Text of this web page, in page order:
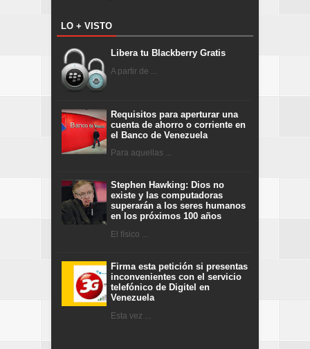
LO + VISTO
Libera tu Blackberry Gratis
A partir de ...
Requisitos para aperturar una
cuenta de ahorro o corriente en
el Banco de Venezuela
Para aquellas ...
Stephen Hawking: Dios no
existe y las computadoras
superarán a los seres humanos
en los próximos 100 años
El físico ...
Firma esta petición si presentas
inconvenientes con el servicio
telefónico de Digitel en
Venezuela
Esta vez ...